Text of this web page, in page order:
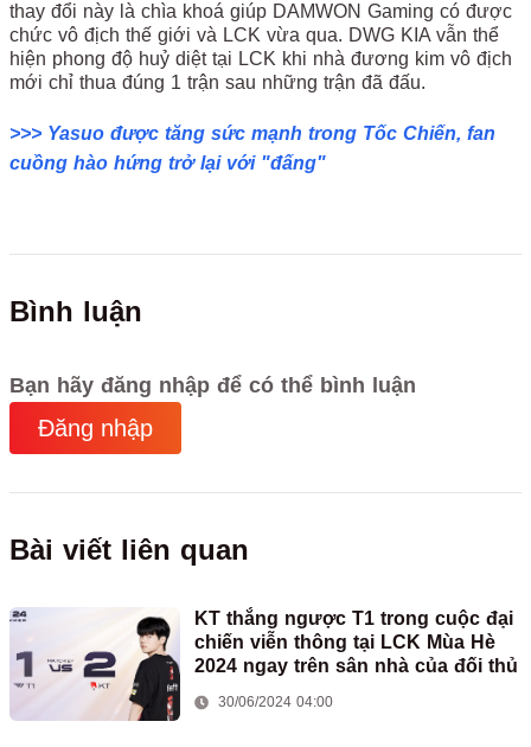
thay đổi này là chìa khoá giúp DAMWON Gaming có được
chức vô địch thế giới và LCK vừa qua. DWG KIA vẫn thể
hiện phong độ huỷ diệt tại LCK khi nhà đương kim vô địch
mới chỉ thua đúng 1 trận sau những trận đã đấu.
>>> Yasuo được tăng sức mạnh trong Tốc Chiến, fan
cuồng hào hứng trở lại với "đấng"
Bình luận
Bạn hãy đăng nhập để có thể bình luận
Đăng nhập
Bài viết liên quan
KT thắng ngược T1 trong cuộc đại
chiến viễn thông tại LCK Mùa Hè
2024 ngay trên sân nhà của đối thủ
30/06/2024 04:00